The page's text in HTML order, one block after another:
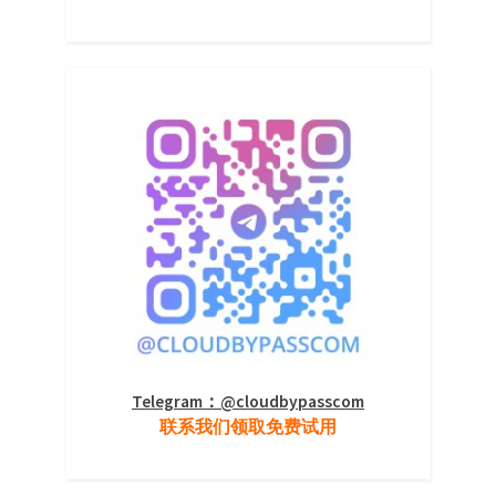
Telegram：@cloudbypasscom
联系我们领取免费试用